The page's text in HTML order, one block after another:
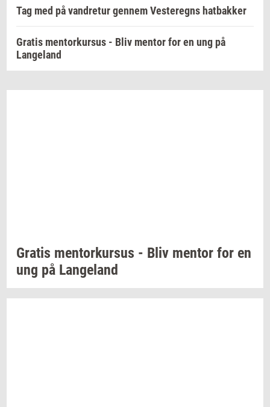
Tag med på vandretur gennem Vesteregns hatbakker
Gratis mentorkursus - Bliv mentor for en ung på
Langeland
Gra­tis men­tor­kur­sus - Bliv men­tor for en
ung på Lan­geland